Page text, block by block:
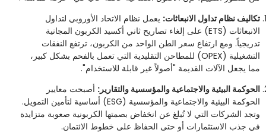
تكاليف نظام تداول الانبعاثات: يعمل نظام الاتحاد الأوروبي لتداول
الانبعاثات (ETS) على إلغاء تصاريح ثاني أكسيد الكربون المجانية
تدريجياً. ومع ارتفاع سعر الطن الواحد من الكربون، ترتفع النفقات
التشغيلية (OPEX) للمطاحن التقليدية التي تعمل بالفحم بشكل كبير،
مما يجعل الآلات القديمة "أصولاً غير قابلة للاستخدام".
الحوكمة البيئية والاجتماعية والمؤسسية والتقارير: أصبحت معايير
الحوكمة البيئية والاجتماعية والمؤسسية (ESG) أساسية لتأمين التمويل.
وتجد الشركات التي لا تُبلغ عن انخفاض بصمتها الكربونية صعوبة متزايدة
في جذب الاستثمارات أو حتى الحفاظ على خطوط الائتمان.